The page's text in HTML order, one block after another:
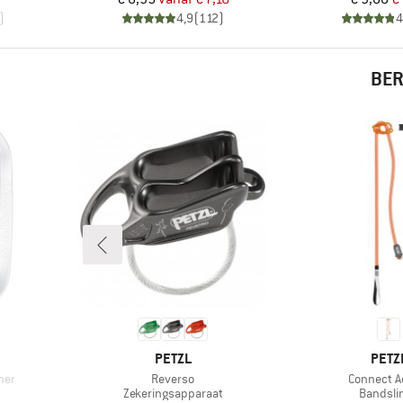
4,9(112)
MERK
PETZL
Artikel
Reverso
Productgroep
Zekeringsapparaat
MERK
Artikel
Connect